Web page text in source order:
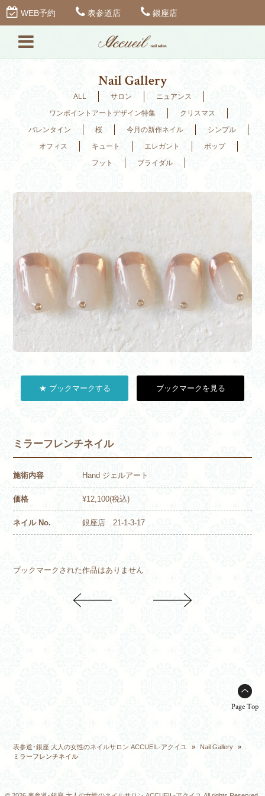
WEB予約 表参道店 銀座店
Nail Gallery
ALL サロン
ニュアンス
ワンポイントアートデザイン特集
クリスマス
バレンタイン
桜 今月の新作ネイル
シンプル
オフィス
キュート エレガント
ポップ
フット
ブライダル
★ ブックマークする ブックマークを見る
ミラーフレンチネイル
施術内容 Hand ジェルアート
価格 ¥12,100(税込)
ネイル No. 銀座店 21-1-3-17
ブックマークされた作品はありません
Page Top
表参道･銀座 大人の女性のネイルサロン ACCUEIL-アクイユ » Nail Gallery
»
ミラーフレンチネイル